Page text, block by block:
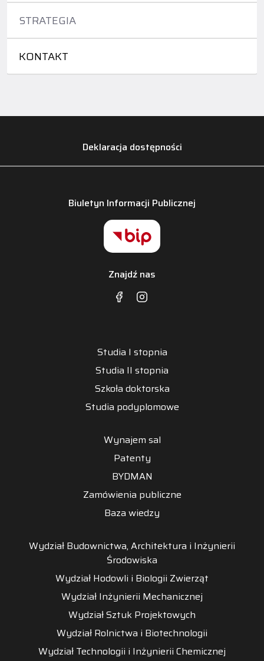
STRATEGIA
KONTAKT
Deklaracja dostępności
Biuletyn Informacji Publicznej
Znajdź nas
Studia I stopnia
Studia II stopnia
Szkoła doktorska
Studia podyplomowe
Wynajem sal
Patenty
BYDMAN
Zamówienia publiczne
Baza wiedzy
Wydział Budownictwa, Architektura i Inżynierii
Środowiska
Wydział Hodowli i Biologii Zwierząt
Wydział Inżynierii Mechanicznej
Wydział Sztuk Projektowych
Wydział Rolnictwa i Biotechnologii
Wydział Technologii i Inżynierii Chemicznej